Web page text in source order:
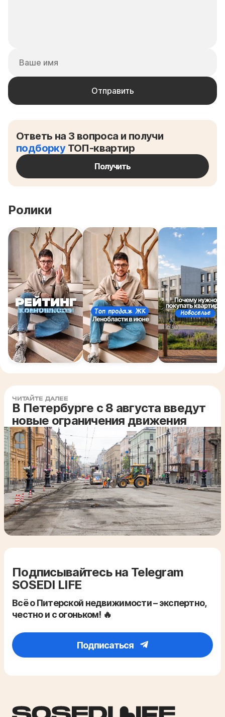
Ответь на 3 вопроса и получи
подборкуТОП-квартир
Получить
Ролики
ЧИТАЙТЕ ДАЛЕЕ
В Петербурге с 8 августа введут
новые ограничения движения
Подписывайтесь на Telegram
SOSEDI LIFE
Всё о Питерской недвижимости – экспертно,
честно и с огоньком! 🔥
Подписаться